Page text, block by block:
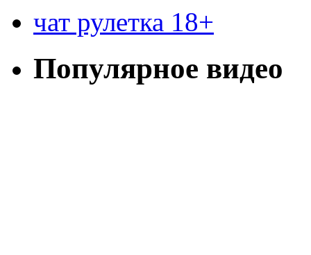
чат рулетка 18+
Популярное видео